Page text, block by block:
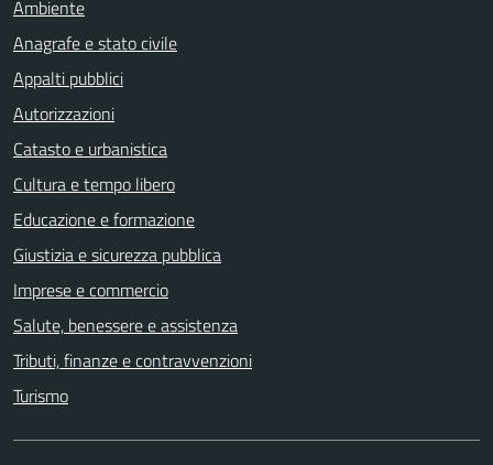
Ambiente
Anagrafe e stato civile
Appalti pubblici
Autorizzazioni
Catasto e urbanistica
Cultura e tempo libero
Educazione e formazione
Giustizia e sicurezza pubblica
Imprese e commercio
Salute, benessere e assistenza
Tributi, finanze e contravvenzioni
Turismo